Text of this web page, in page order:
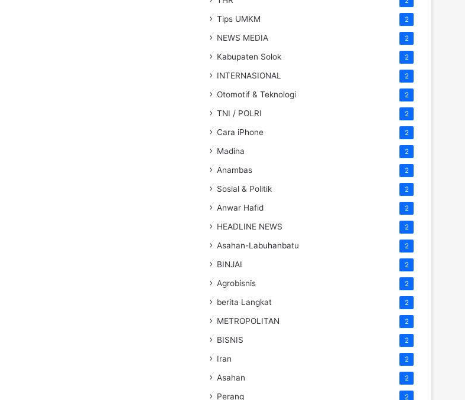
Tips UMKM 2
NEWS MEDIA 2
Kabupaten Solok 2
INTERNASIONAL 2
Otomotif & Teknologi 2
TNI / POLRI 2
Cara iPhone 2
Madina 2
Anambas 2
Sosial & Politik 2
Anwar Hafid 2
HEADLINE NEWS 2
Asahan-Labuhanbatu 2
BINJAI 2
Agrobisnis 2
berita Langkat 2
METROPOLITAN 2
BISNIS 2
Iran 2
Asahan 2
Perang 2